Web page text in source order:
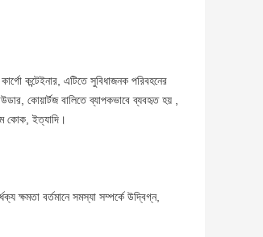
কন্টেইনার, এটিতে সুবিধাজনক পরিবহনের
কোয়ার্টজ বালিতে ব্যাপকভাবে ব্যবহৃত হয় ,
কোক, ইত্যাদি।
ক্ষমতা বর্তমানে সমস্যা সম্পর্কে উদ্বিগ্ন,